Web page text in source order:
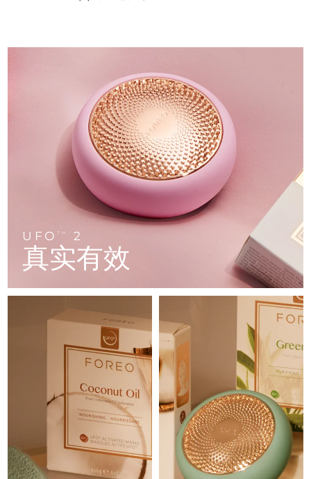
UFO TM 2
真实有效
For young skin, T-zone
LUNA™ 4 go
For travel or gym bag
LUNA™ 护肤
Premium cleansers & balm
LUNA™ 设备
All facial cleansing devices
Premium anti-aging skincare
BEAR™ 设备
All premium facelift devices
UFO™ 3 LED
UFO™ 3 mini
Red light therapy device for young skin
UFO™ 3 go
Portable red light therapy
面膜
UFO™ 设备
issa™ 4 smile
Hybrid silicone sonic toothbrush
issa™ 4 baby
For ages 0-3
issa™ Teeth Whitening Set
Dual LED + sonic device & 18% PAP gel
ISSA™ 设备
Clinical anti-aging
FAQ™ 102
Advanced clinical anti-aging
FAQ™ 103
Luxurious clinical anti-aging set
FAQ™ P1 Primer
Manuka honey primer
FAQ™护肤品
All FAQ™ skincare
FAQ™产品
All anti-aging treatments
LED mask
FAQ™ 202
LED mask
FAQ™ 211
Anti-aging neck & décolleté LED mask
FAQ™ 221
Anti-aging LED hand mask
FAQ™护肤品
All FAQ™ skincare
FAQ™产品
All LED treatments
FAQ™ 301
LED hair strengthening scalp massager
FAQ™ Scalp Serum
FAQ™护肤品
FAQ™产品
All hair treatments
肌肤年轻化
NEW
FAQ™ 501
Full-Spectrum Red Light Therapy
FAQ™ 502
Full-Spectrum Red Light Therapy
FAQ™ Red Light Serum
FAQ™ skincare
All FAQ™ skincare
FAQ™ products
All toning treatments
专业治疗
PEACH™ 2 Pro Max
Professional IPL hair removal device
PEACH™ 2
IPL hair removal
身体护理
BEAR™ 2 body
Microcurrent body toning
LUNA™ 4 body
Massaging body brush
ESPADA™ 2 plus
Recurring acne LED therapy
眼部护理
BEAR™ 2 eyes & lips
Microcurrent line smoothing device
预计送达日期
预计送达日期
预计送达日期
预计送达日期 8/12/26
预计送达日期8/12/26
爱沙尼亚 预计送达日期8/12/26
芬兰 预计送达日期8/12/26
预计送达日期 8/12/26
法属波利尼西亚 预计送达日期 8/16/26
预计送达日期8/12/26
预计送达日期8/16/26
希腊 预计送达日期8/12/26